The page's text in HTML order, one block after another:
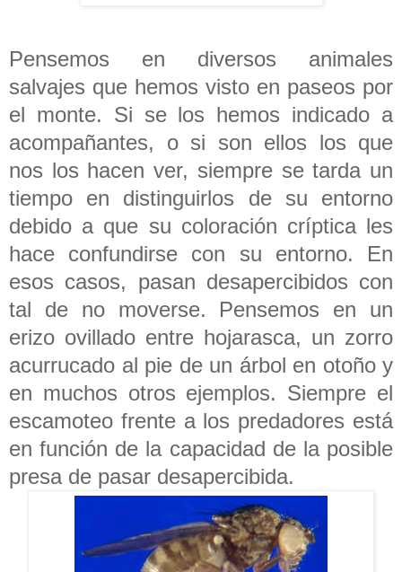
Pensemos en diversos animales
salvajes que hemos visto en paseos por
el monte. Si se los hemos indicado a
acompañantes, o si son ellos los que
nos los hacen ver, siempre se tarda un
tiempo en distinguirlos de su entorno
debido a que su coloración críptica les
hace confundirse con su entorno. En
esos casos, pasan desapercibidos con
tal de no moverse. Pensemos en un
erizo ovillado entre hojarasca, un zorro
acurrucado al pie de un árbol en otoño y
en muchos otros ejemplos. Siempre el
escamoteo frente a los predadores está
en función de la capacidad de la posible
presa de pasar desapercibida.